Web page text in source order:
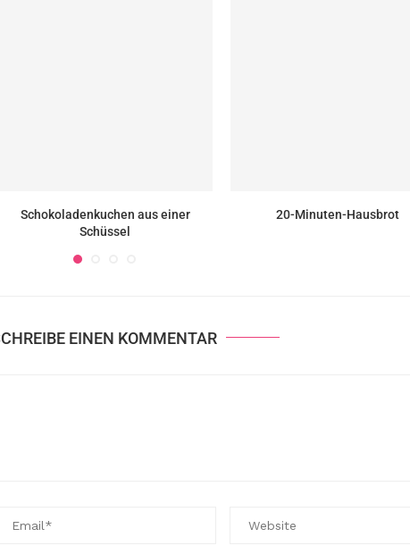
Schokoladenkuchen aus einer
Schüssel
20-Minuten-Hausbrot
EINEN KOMMENTAR